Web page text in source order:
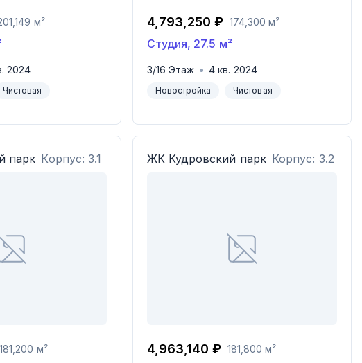
м²
2024
Чистовая
4,793,250 ₽ 174,300 м²
Студия, 27.5 м²
3/16 Этаж 4 кв. 2024
Новостройка Чистовая
парк Корпус: 3.1
181,200 м²
ЖК Кудровский парк Корпус: 3.2
4,963,140 ₽ 181,800 м²